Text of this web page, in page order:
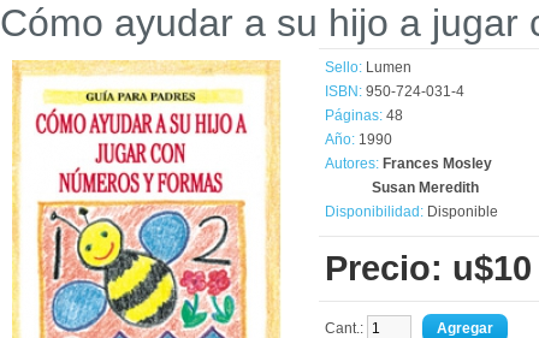
Cómo ayudar a su hijo a jugar
Sello: Lumen
ISBN: 950-724-031-4
Páginas: 48
Año: 1990
Autores: Frances Mosley
Susan Meredith
Disponibilidad: Disponible
Precio: u$10
Cant.: